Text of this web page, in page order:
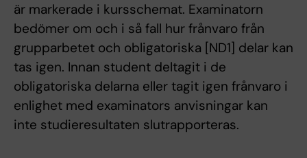
är markerade i kursschemat. Examinatorn
bedömer om och i så fall hur frånvaro från
grupparbetet och obligatoriska [ND1] delar kan
tas igen. Innan student deltagit i de
obligatoriska delarna eller tagit igen frånvaro i
enlighet med examinators anvisningar kan
inte studieresultaten slutrapporteras.